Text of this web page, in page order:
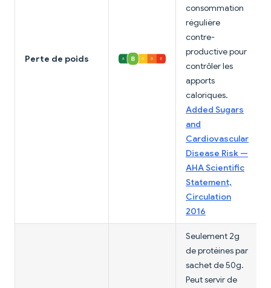
Perte de poids
consommation
régulière
contre-
productive pour
contrôler les
apports
caloriques.
Added Sugars
and
Cardiovascular
Disease Risk —
AHA Scientific
Statement,
Circulation
2016
Seulement 2g
de protéines par
sachet de 50g.
Peut servir de